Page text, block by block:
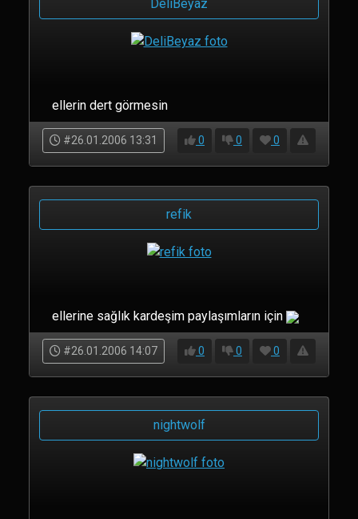
DeliBeyaz
ellerin dert görmesin
#26.01.2006 13:31 0 0 0
refik
ellerine sağlık kardeşim paylaşımların için
#26.01.2006 14:07 0 0 0
nightwolf